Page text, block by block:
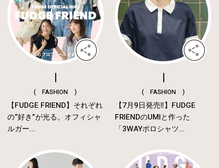
( FASHION )
【FUDGE FRIEND】それぞれ
の“好き”が光る。オフィシャ
ルガー...
( FASHION )
【7月9日発売‼︎】FUDGE
FRIENDのUMIと作った
「3WAYポロシャツ...